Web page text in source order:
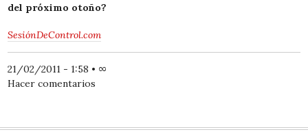
del próximo otoño?
SesiónDeControl.com
21/02/2011 - 1:58 • ∞
Hacer comentarios